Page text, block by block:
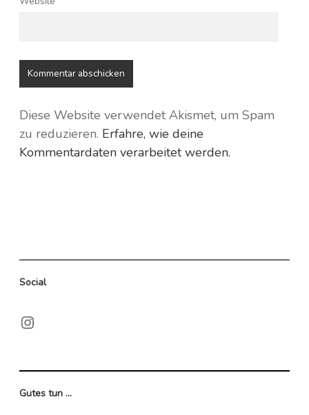
Diese Website verwendet Akismet, um Spam
zu reduzieren. Erfahre, wie deine
Kommentardaten verarbeitet werden.
Social
Instagram
Gutes tun ...